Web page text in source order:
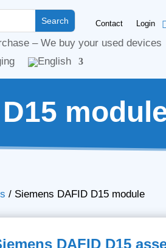
Contact Login
– We buy your used devices
/ Siemens DAFID D15 module
DAFID D15